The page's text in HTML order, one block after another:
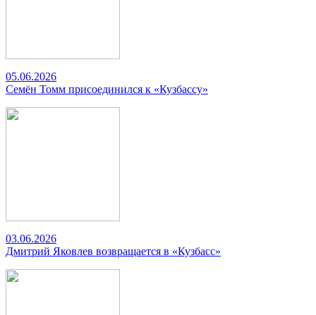
05.06.2026
Семён Томм присоединился к «Кузбассу»
03.06.2026
Дмитрий Яковлев возвращается в «Кузбасс»